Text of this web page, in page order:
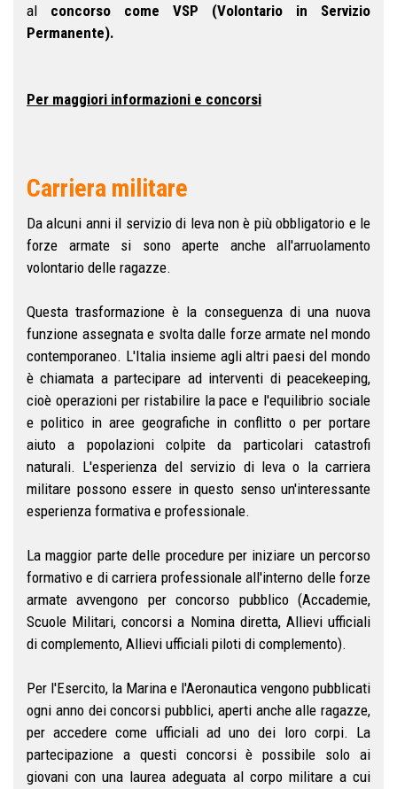
al concorso come VSP (Volontario in Servizio
Permanente).
Per maggiori informazioni e concorsi
Carriera militare
Da alcuni anni il servizio di leva non è più obbligatorio e le
forze armate si sono aperte anche all'arruolamento
volontario delle ragazze.
Questa trasformazione è la conseguenza di una nuova
funzione assegnata e svolta dalle forze armate nel mondo
contemporaneo. L'Italia insieme agli altri paesi del mondo
è chiamata a partecipare ad interventi di peacekeeping,
cioè operazioni per ristabilire la pace e l'equilibrio sociale
e politico in aree geografiche in conflitto o per portare
aiuto a popolazioni colpite da particolari catastrofi
naturali. L'esperienza del servizio di leva o la carriera
militare possono essere in questo senso un'interessante
esperienza formativa e professionale.
La maggior parte delle procedure per iniziare un percorso
formativo e di carriera professionale all'interno delle forze
armate avvengono per concorso pubblico (Accademie,
Scuole Militari, concorsi a Nomina diretta, Allievi ufficiali
di complemento, Allievi ufficiali piloti di complemento).
Per l'Esercito, la Marina e l'Aeronautica vengono pubblicati
ogni anno dei concorsi pubblici, aperti anche alle ragazze,
per accedere come ufficiali ad uno dei loro corpi. La
partecipazione a questi concorsi è possibile solo ai
giovani con una laurea adeguata al corpo militare a cui